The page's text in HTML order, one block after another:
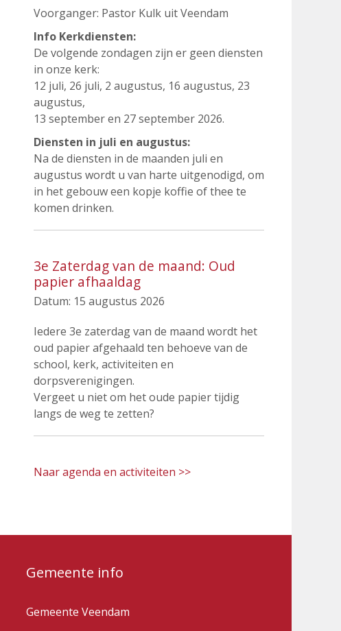
Voorganger: Pastor Kulk uit Veendam
Info Kerkdiensten:
De volgende zondagen zijn er geen diensten
in onze kerk:
12 juli, 26 juli, 2 augustus, 16 augustus, 23
augustus,
13 september en 27 september 2026.
Diensten in juli en augustus:
Na de diensten in de maanden juli en
augustus wordt u van harte uitgenodigd, om
in het gebouw een kopje koffie of thee te
komen drinken.
3e Zaterdag van de maand: Oud
papier afhaaldag
Datum: 15 augustus 2026
Iedere 3e zaterdag van de maand wordt het
oud papier afgehaald ten behoeve van de
school, kerk, activiteiten en
dorpsverenigingen.
Vergeet u niet om het oude papier tijdig
langs de weg te zetten?
Naar agenda en activiteiten >>
Gemeente info
Gemeente Veendam